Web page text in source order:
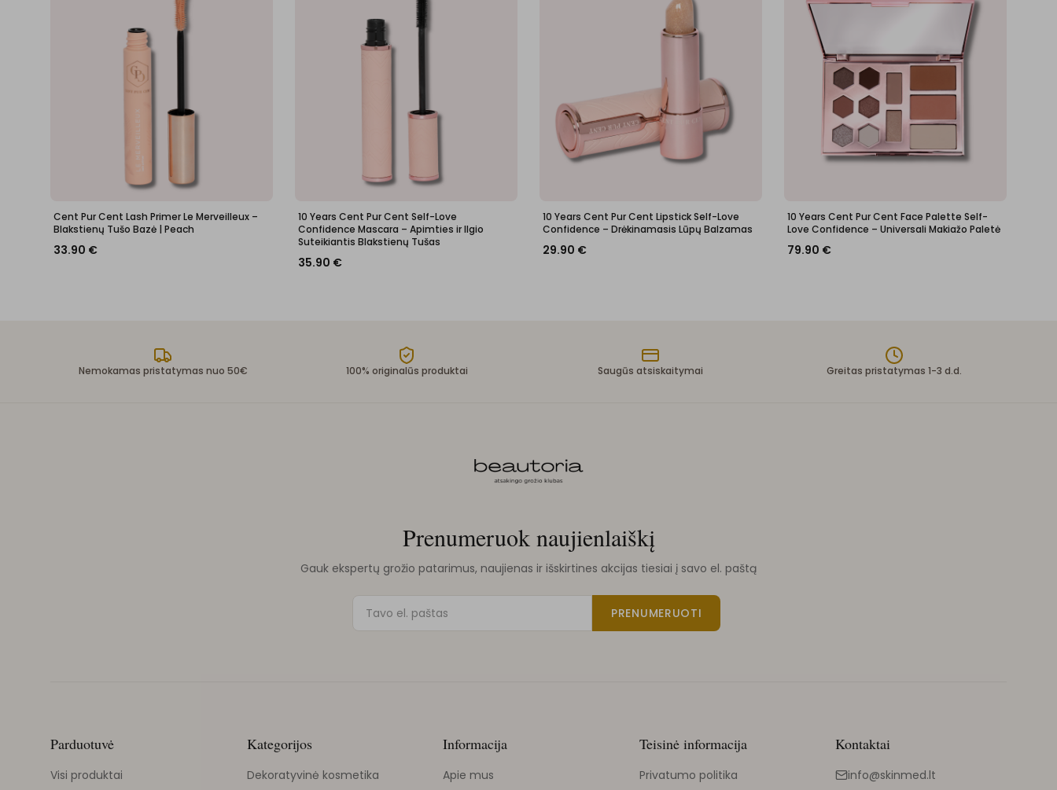
Cent Pur Cent Lash Primer Le Merveilleux –
Blakstienų Tušo Bazė | Peach
33.90 €
10 Years Cent Pur Cent Self-Love
Confidence Mascara – Apimties ir Ilgio
Suteikiantis Blakstienų Tušas
35.90 €
10 Years Cent Pur Cent Lipstick Self-Love
Confidence – Drėkinamasis Lūpų Balzamas
29.90 €
10 Years Cent Pur Cent Face Palette Self-
Love Confidence – Universali Makiažo Paletė
79.90 €
Nemokamas pristatymas nuo 50€ 100% originalūs produktai Saugūs atsiskaitymai Greitas pristatymas 1-3 d.d.
Prenumeruok naujienlaiškį
Gauk ekspertų grožio patarimus, naujienas ir išskirtines akcijas tiesiai į savo el. paštą
PRENUMERUOTI
Parduotuvė
Visi produktai
Kategorijos
Dekoratyvinė kosmetika
Informacija
Apie mus
Teisinė informacija
Privatumo politika
Kontaktai
info@skinmed.lt